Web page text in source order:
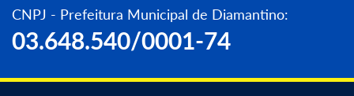
CNPJ - Prefeitura Municipal de Diamantino:
03.648.540/0001-74